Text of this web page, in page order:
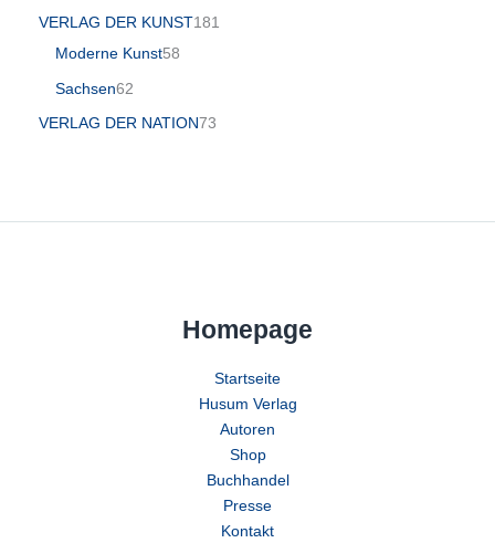
VERLAG DER KUNST181
Moderne Kunst58
Sachsen62
VERLAG DER NATION73
Homepage
Startseite
Husum Verlag
Autoren
Shop
Buchhandel
Presse
Kontakt